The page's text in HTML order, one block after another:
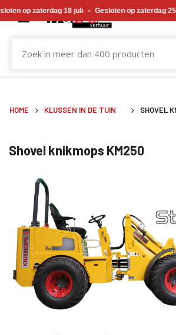
op zaterdag 18 juli • Gesloten op zaterdag 25 juli
HOME KLUSSEN IN DE TUIN SHOVEL
Shovel knikmops KM250